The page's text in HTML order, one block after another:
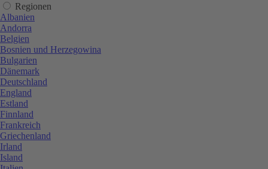
Regionen
Albanien
Andorra
Belgien
Bosnien und Herzegowina
Bulgarien
Dänemark
Deutschland
England
Estland
Finnland
Frankreich
Griechenland
Irland
Island